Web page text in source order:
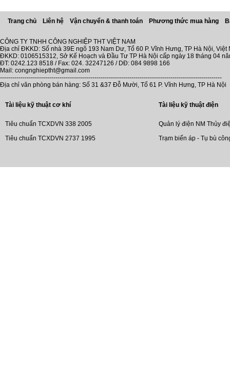
Trang chủ Liên hệ Vận chuyển & thanh toán Phương thức mua hàng
CÔNG TY TNHH CÔNG NGHIỆP THT VIỆT NAM
Địa chỉ ĐKKD: Số nhà 39E ngõ 193 Nam Dư, Tổ 60 P. Vĩnh Hưng, TP Hà Nội, Việt
ĐKKD: 0106515312, Sở Kế Hoạch và Đầu Tư TP Hà Nội cấp ngày 18 tháng 04
ĐT: 0242.123 8518 / Fax: 024. 32247126 / DĐ: 084 9898 166
Mail: congnghieptht@gmail.com
------------------------------------------------------------------------------------------------------------
Địa chỉ văn phòng bán hàng: Số 31 &37 Đỗ Mười, Tổ 61 P. Vĩnh Hưng, TP Hà Nội
Tài liệu kỹ thuật cơ khí
Tiêu chuẩn TCXDVN 338 2005
Tiêu chuẩn TCXDVN 2737 1995
Tài liệu kỹ thuật điện
Quản lý điện NM Thủy
Trạm biến áp - Tụ bù